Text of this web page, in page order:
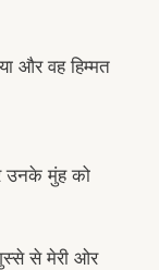
और वह हिम्मत
उनके मुंह को
से मेरी ओर